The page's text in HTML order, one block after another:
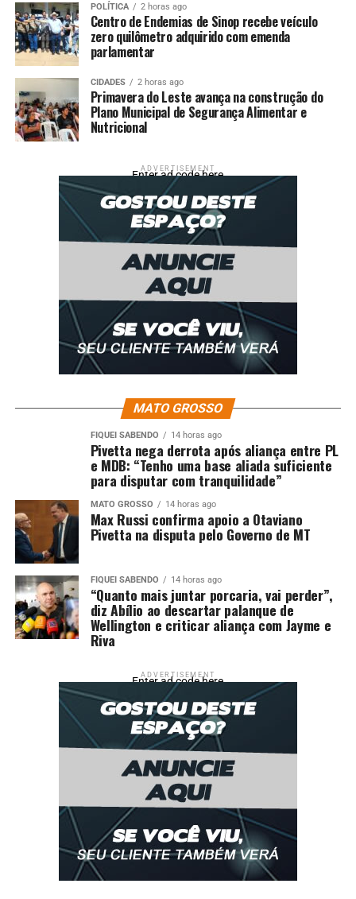
UP NEXT
Larissa Manoela curte domingo de sol com André Luiz
em clima de romance no Rio
DON'T MISS
Mercado trava no fim de 2025 com preços apertados e
produtor segurando venda
POLÍTICA 2 horas ago
Centro de Endemias de Sinop recebe veículo
zero quilômetro adquirido com emenda
parlamentar
CIDADES 2 horas ago
Primavera do Leste avança na construção do
Plano Municipal de Segurança Alimentar e
Nutricional
ADVERTISEMENT
Enter ad code here
MATO GROSSO
FIQUEI SABENDO 14 horas ago
Pivetta nega derrota após aliança entre PL
e MDB: “Tenho uma base aliada suficiente
para disputar com tranquilidade”
MATO GROSSO 14 horas ago
Max Russi confirma apoio a Otaviano
Pivetta na disputa pelo Governo de MT
FIQUEI SABENDO 14 horas ago
“Quanto mais juntar porcaria, vai perder”,
diz Abílio ao descartar palanque de
Wellington e criticar aliança com Jayme e
Riva
ADVERTISEMENT
Enter ad code here